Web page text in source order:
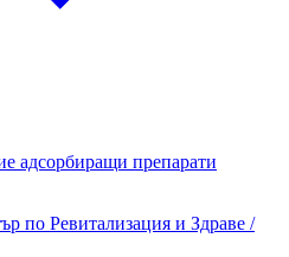
по Ревитализация и Здраве /